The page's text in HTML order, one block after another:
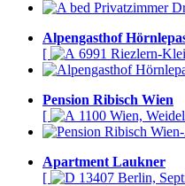
Alpengasthof
[
6991 Riezlern-
Pension Ribisch Wien
[
1100 Wien,
Apartment Laukner
[
13407 Berlin,